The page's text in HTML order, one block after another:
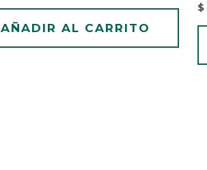
AÑADIR AL CARRITO
$